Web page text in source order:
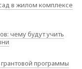
в жилом комплексе
чему будут учить
программы